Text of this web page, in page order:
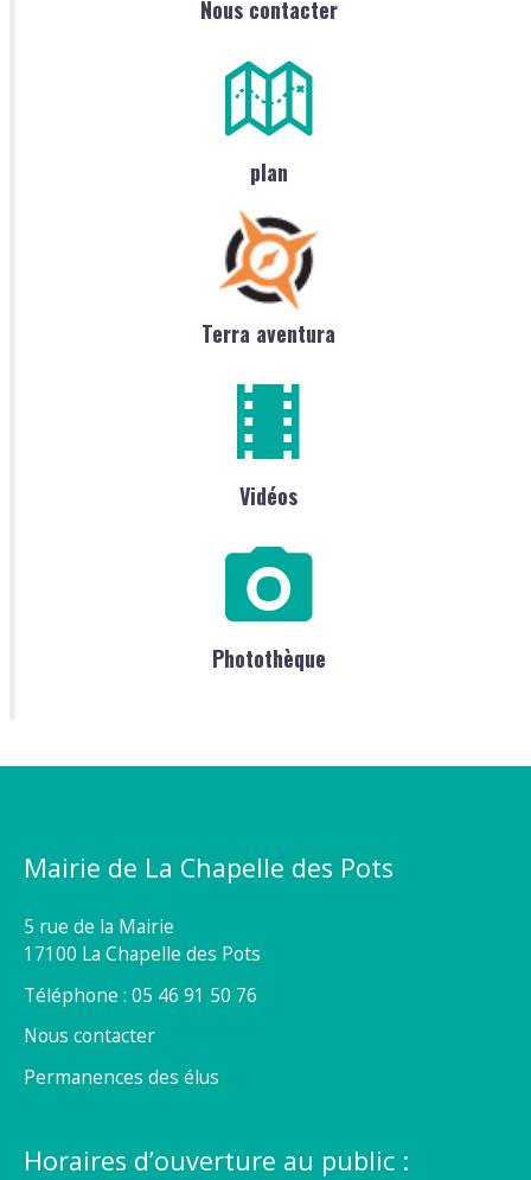
Nous contacter
plan
Terra aventura
Vidéos
Photothèque
Mairie de La Chapelle des Pots
5 rue de la Mairie
17100 La Chapelle des Pots
Téléphone : 05 46 91 50 76
Nous contacter
Permanences des élus
Horaires d’ouverture au public :